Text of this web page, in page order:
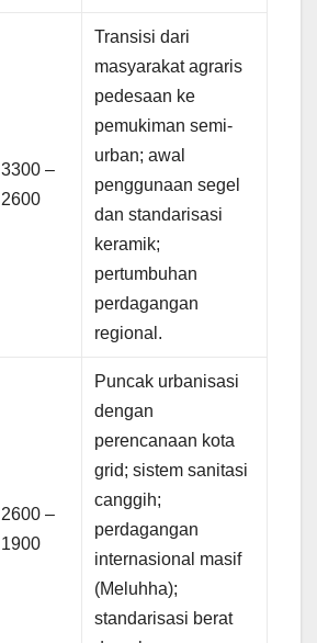
3300 –
2600
Transisi dari
masyarakat agraris
pedesaan ke
pemukiman semi-
urban; awal
penggunaan segel
dan standarisasi
keramik;
pertumbuhan
perdagangan
regional.
2600 –
1900
Puncak urbanisasi
dengan
perencanaan kota
grid; sistem sanitasi
canggih;
perdagangan
internasional masif
(Meluhha);
standarisasi berat